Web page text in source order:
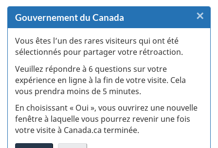
Gouvernement du Canada
Vous êtes l’un des rares visiteurs qui ont été
sélectionnés pour partager votre rétroaction.
Veuillez répondre à 6 questions sur votre
expérience en ligne à la fin de votre visite. Cela
vous prendra moins de 5 minutes.
En choisissant « Oui », vous ouvrirez une nouvelle
fenêtre à laquelle vous pourrez revenir une fois
votre visite à Canada.ca terminée.
×